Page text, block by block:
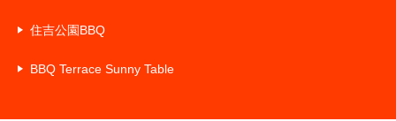
住吉公園BBQ
BBQ Terrace Sunny Table